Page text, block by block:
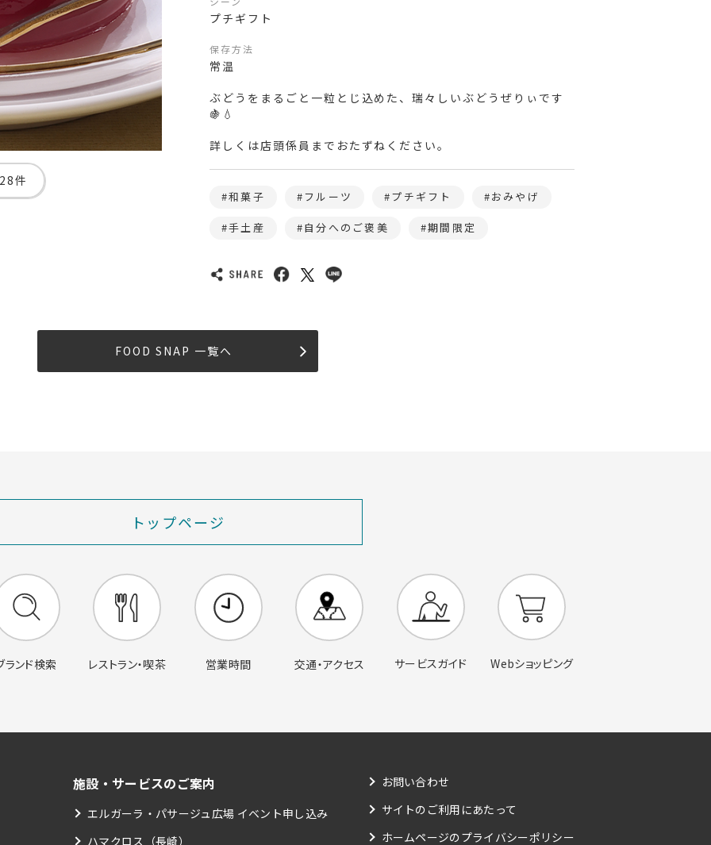
28件
プチギフト
保存方法
常温
ぶどうをまるごと一粒とじ込めた、瑞々しいぶどうぜりぃです
🍇💧
詳しくは店頭係員までおたずねください。
和菓子 フルーツ プチギフト おみやげ
手土産 自分へのご褒美 期間限定
FOOD SNAP 一覧へ
トップページ
ランド検索 レストラン・喫茶 営業時間 交通・アクセス サービスガイド Webショッピング
施設・サービスのご案内
エルガーラ・パサージュ広場 イベント申し込み
ハマクロス（長崎）
お問い合わせ
サイトのご利用にあたって
ホームページのプライバシーポリシー